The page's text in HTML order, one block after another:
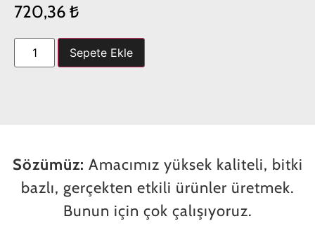
720,36 ₺
Sepete Ekle
Sözümüz: Amacımız yüksek kaliteli, bitki
bazlı, gerçekten etkili ürünler üretmek.
Bunun için çok çalışıyoruz.